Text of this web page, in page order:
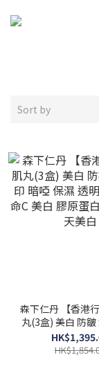
Sort by
森下仁丹 【香港
丸(3盒) 美白 防皺
暗啞 保濕 透明質
美白 膠原蛋白 氨